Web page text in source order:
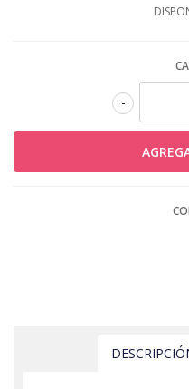
-